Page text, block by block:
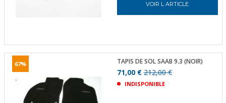
VOIR L ARTICLE
67% TAPIS DE SOL SAAB 9.3 (NOIR)
71,00 €212,00 €
INDISPONIBLE